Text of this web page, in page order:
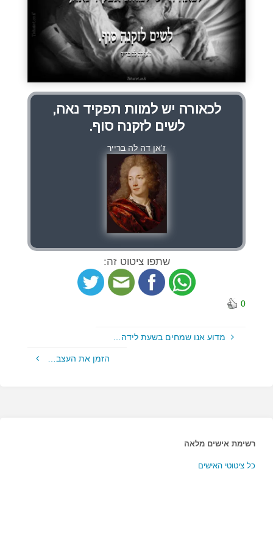
לכאורה יש למוות תפקיד נאה,
לשים לזקנה סוף.
ז'אן דה לה ברייר
שתפו ציטוט זה:
0
מדוע אנו שמחים בשעת לידה…
הזמן את העצב…
רשימת אישים מלאה
כל ציטוטי האישים